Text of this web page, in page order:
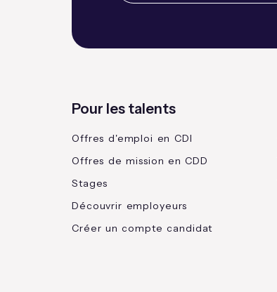
Pour les talents
Offres d'emploi en CDI
Offres de mission en CDD
Stages
Découvrir employeurs
Créer un compte candidat